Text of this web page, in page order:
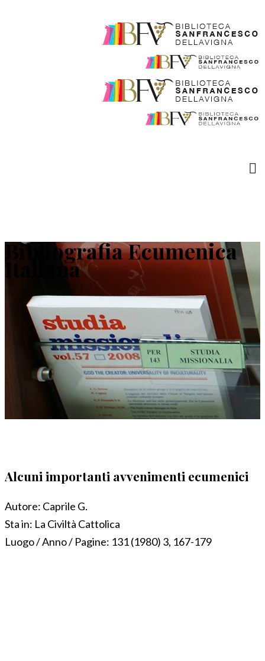
Bibliografia Ecumenica
Italiana
Alcuni importanti avvenimenti ecumenici
Autore: Caprile G.
Sta in: La Civiltà Cattolica
Luogo / Anno / Pagine: 131 (1980) 3, 167-179